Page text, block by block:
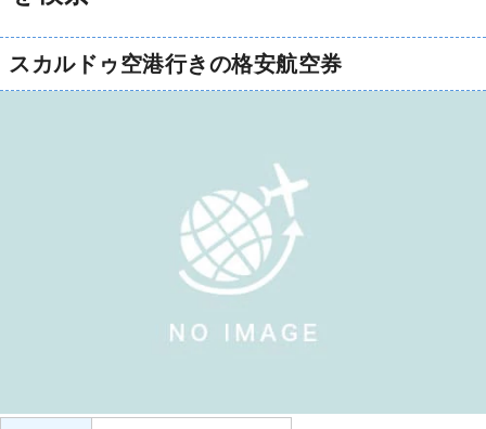
スカルドゥ空港行きの格安航空券